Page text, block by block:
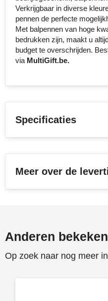
Verkrijgbaar in diverse
pennen de perfecte
Met balpennen van hoge
bedrukken zijn, maakt u
budget te overschrijden.
via MultiGift.be.
Specificaties
Meer over de
Anderen
Op zoek naar nog meer